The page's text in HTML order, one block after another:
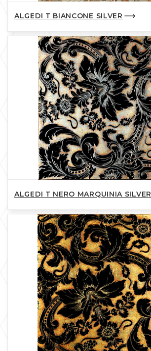
ALGEDI T BIANCONE SILVER
ALGEDI T NERO MARQUINIA SILVER